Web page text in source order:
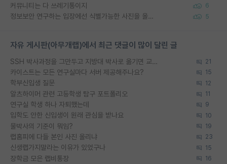
커뮤니티는 다 쓰레기통이지 6
정보보안 연구하는 입장에선 식별가능한 사진을 올리는건 비추이긴함 5
자유 게시판(아무개랩)에서 최근 댓글이 많이 달린 글
SSH 박사과정을 그만두고 지방대 박사로 옮기면 교수의 꿈은 끝일까요? 21
카이스트는 모든 연구실마다 서버 제공해주나요? 15
학부신입생 질문 12
알츠하이머 관련 고등학생 탐구 포트폴리오 11
연구실 학생 하나 자퇴했는데 9
입학도 안한 신입생이 원래 관심을 받나요 10
물박사의 기준이 뭐임? 19
랩홈피에 다들 본인 사진 올리냐 23
신생랩가지말라는 이유가 있었구나 15
장학금 모은 랩비통장 16